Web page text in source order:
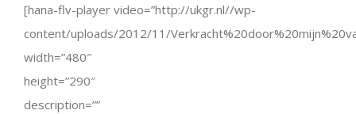
Larger
Image
[hana-flv-player video=”http://ukgr.nl//wp-
content/uploads/2012/11/
width=”480″
height=”290″
description=””